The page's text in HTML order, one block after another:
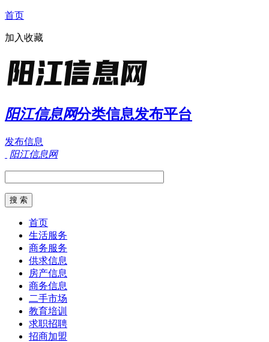
首页
加入收藏
阳江信息网分类信息发布平台
发布信息
阳江信息网
首页
生活服务
商务服务
供求信息
房产信息
商务信息
二手市场
教育培训
求职招聘
招商加盟